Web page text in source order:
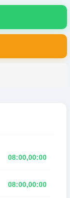
08:00,00:00
08:00,00:00